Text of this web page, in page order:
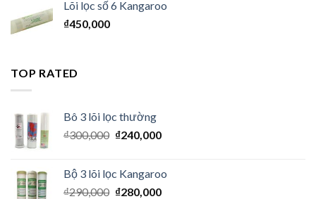
Lõi lọc số 6 Kangaroo
₫450,000
TOP RATED
Bô 3 lõi lọc thường
₫300,000 ₫240,000
Bộ 3 lõi lọc Kangaroo
₫290,000 ₫280,000